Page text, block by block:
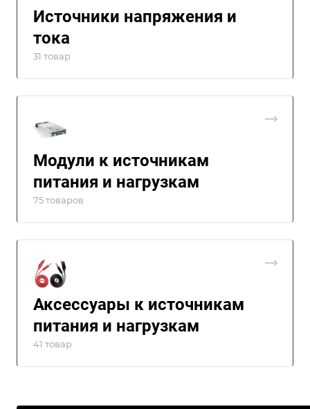
Источники напряжения и
тока
31 товар
Модули к источникам
питания и нагрузкам
75 товаров
Аксессуары к источникам
питания и нагрузкам
41 товар